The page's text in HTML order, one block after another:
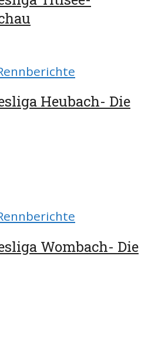
Heubach- Die
Wombach- Die